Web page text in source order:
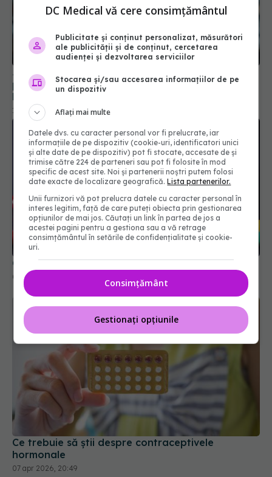
Japonia aprobă primele medicamente din lume
pentru Parkinson și insuficiență cardiacă severă,
bazate pe celule iPS
11 mar 2026, 13:22
Cum ajută metformin controlul glicemiei
02 mar 2026, 13:12
Ce trebuie să știi despre contraceptivele
hormonale
07 apr 2026, 20:49
DC Medical vă cere consimțământul
Publicitate și conținut personalizat, măsurători
ale publicității și de conținut, cercetarea
audienței și dezvoltarea serviciilor
Stocarea și/sau accesarea informațiilor de pe
un dispozitiv
Aflați mai multe
Datele dvs. cu caracter personal vor fi prelucrate, iar
informațiile de pe dispozitiv (cookie-uri, identificatori unici
și alte date de pe dispozitiv) pot fi stocate, accesate de și
trimise către 224 de parteneri sau pot fi folosite în mod
specific de acest site. Noi și partenerii noștri putem folosi
date exacte de localizare geografică.Lista partenerilor.
Unii furnizori vă pot prelucra datele cu caracter personal în
interes legitim, față de care puteți obiecta prin gestionarea
opțiunilor de mai jos. Căutați un link în partea de jos a
acestei pagini pentru a gestiona sau a vă retrage
consimțământul în setările de confidențialitate și cookie-
uri.
Consimțământ
Gestionați opțiunile